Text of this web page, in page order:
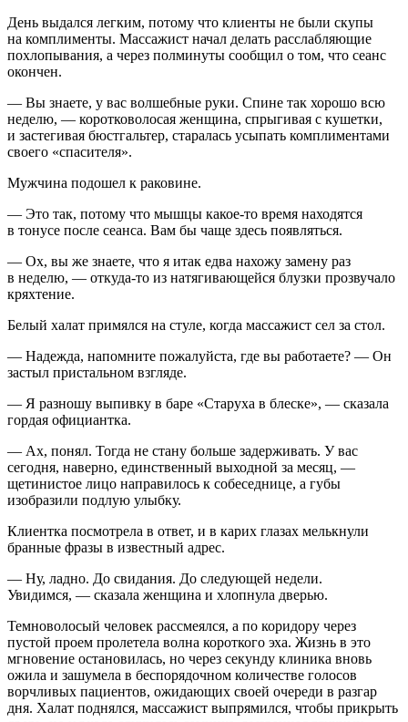
День выдался легким, потому что клиенты не были скупы
на комплименты. Массажист начал делать расслабляющие
похлопывания, а через полминуты сообщил о том, что сеанс
окончен.
— Вы знаете, у вас волшебные руки. Спине так хорошо всю
неделю, — коротковолосая женщина, спрыгивая с кушетки,
и застегивая бюстгальтер, старалась усыпать комплиментами
своего «спасителя».
Мужчина подошел к раковине.
— Это так, потому что мышцы какое-то время находятся
в тонусе после сеанса. Вам бы чаще здесь появляться.
— Ох, вы же знаете, что я итак едва нахожу замену раз
в неделю, — откуда-то из натягивающейся блузки прозвучало
кряхтение.
Белый халат примялся на стуле, когда массажист сел за стол.
— Надежда, напомните пожалуйста, где вы работаете? — Он
застыл пристальном взгляде.
— Я разношу выпивку в баре «Старуха в блеске», — сказала
гордая официантка.
— Ах, понял. Тогда не стану больше задерживать. У вас
сегодня, наверно, единственный выходной за месяц, —
щетинистое лицо направилось к собеседнице, а губы
изобразили подлую улыбку.
Клиентка посмотрела в ответ, и в карих глазах мелькнули
бранные фразы в известный адрес.
— Ну, ладно. До свидания. До следующей недели.
Увидимся, — сказала женщина и хлопнула дверью.
Темноволосый человек рассмеялся, а по коридору через
пустой проем пролетела волна короткого эха. Жизнь в это
мгновение остановилась, но через секунду клиника вновь
ожила и зашумела в беспорядочном количестве голосов
ворчливых пациентов, ожидающих своей очереди в разгар
дня. Халат поднялся, массажист выпрямился, чтобы прикрыть